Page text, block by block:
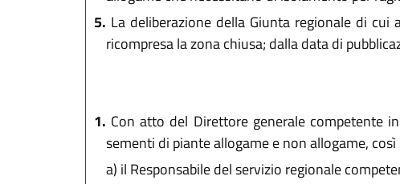
5. La deliberazione della Giunta regionale di
ricompresa la zona chiusa; dalla data di
1. Con atto del Direttore generale competente
sementi di piante allogame e non allogame,
a) il Responsabile del servizio regionale